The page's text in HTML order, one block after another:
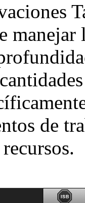
manejar
de